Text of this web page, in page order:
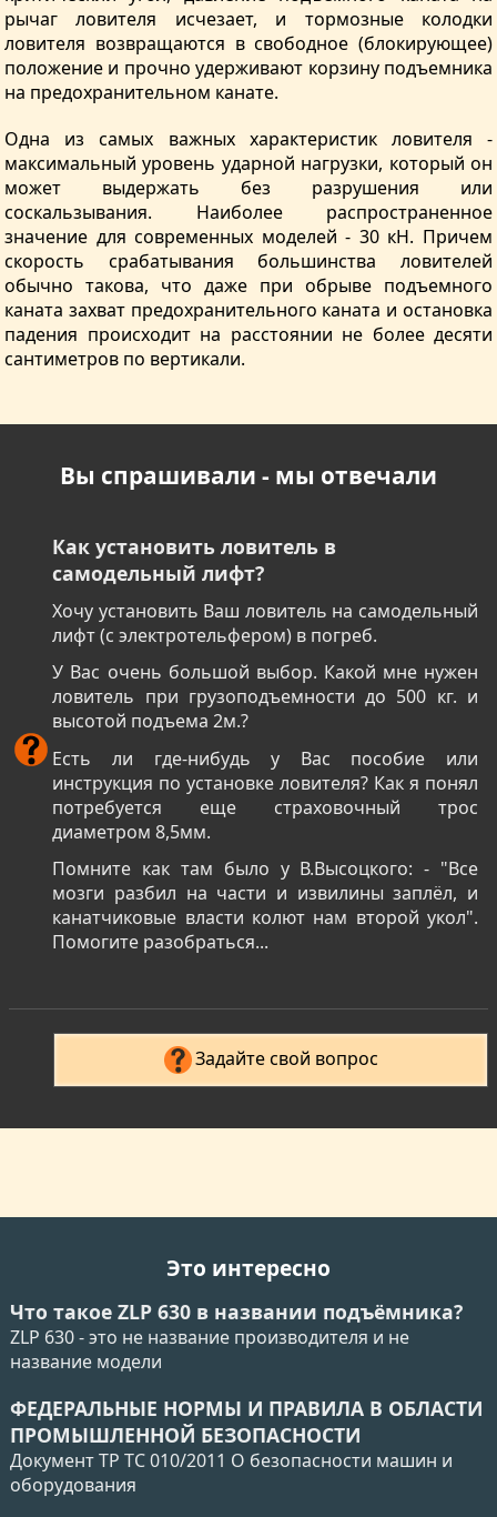
рычаг ловителя исчезает, и тормозные колодки
ловителя возвращаются в свободное (блокирующее)
положение и прочно удерживают корзину подъемника
на предохранительном канате.
Одна из самых важных характеристик ловителя -
максимальный уровень ударной нагрузки, который он
может выдержать без разрушения или
соскальзывания. Наиболее распространенное
значение для современных моделей - 30 кН. Причем
скорость срабатывания большинства ловителей
обычно такова, что даже при обрыве подъемного
каната захват предохранительного каната и остановка
падения происходит на расстоянии не более десяти
сантиметров по вертикали.
Вы спрашивали - мы отвечали
Как установить ловитель в
самодельный лифт?
Хочу установить Ваш ловитель на самодельный
лифт (с электротельфером) в погреб.
У Вас очень большой выбор. Какой мне нужен
ловитель при грузоподъемности до 500 кг. и
высотой подъема 2м.?
Есть ли где-нибудь у Вас пособие или
инструкция по установке ловителя? Как я понял
потребуется еще страховочный трос
диаметром 8,5мм.
Помните как там было у В.Высоцкого: - "Все
мозги разбил на части и извилины заплёл, и
канатчиковые власти колют нам второй укол".
Помогите разобраться...
Задайте свой вопрос
Это интересно
Что такое ZLP 630 в названии подъёмника?
ZLP 630 - это не название производителя и не
название модели
ФЕДЕРАЛЬНЫЕ НОРМЫ И ПРАВИЛА В ОБЛАСТИ
ПРОМЫШЛЕННОЙ БЕЗОПАСНОСТИ
Документ ТР ТС 010/2011 О безопасности машин и
оборудования